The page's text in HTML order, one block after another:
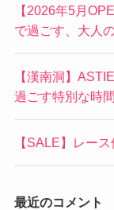
【2026年5月
で過ごす、大人
【漢南洞】
過ごす特別な時
【SALE】レー
最近のコメント